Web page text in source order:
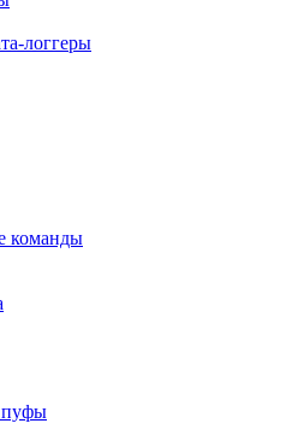
логгеры
команды
пуфы